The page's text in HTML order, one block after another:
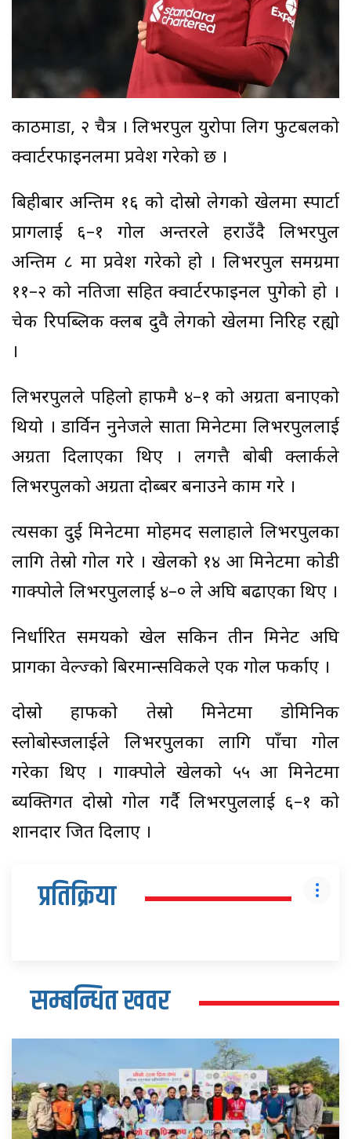
काठमाडौं, २ चैत्र । लिभरपुल युरोपा लिग फुटबलको
क्वार्टरफाइनलमा प्रवेश गरेको छ ।
बिहीबार अन्तिम १६ को दोस्रो लेगको खेलमा स्पार्टा
प्रागलाई ६–१ गोल अन्तरले हराउँदै लिभरपुल
अन्तिम ८ मा प्रवेश गरेको हो । लिभरपुल समग्रमा
११–२ को नतिजा सहित क्वार्टरफाइनल पुगेको हो ।
चेक रिपब्लिक क्लब दुवै लेगको खेलमा निरिह रह्यो
।
लिभरपुलले पहिलो हाफमै ४–१ को अग्रता बनाएको
थियो । डार्विन नुनेजले सातौं मिनेटमा लिभरपुललाई
अग्रता दिलाएका थिए । लगत्तै बोबी क्लार्कले
लिभरपुलको अग्रता दोब्बर बनाउने काम गरे ।
त्यसका दुई मिनेटमा मोहमद सलाहाले लिभरपुलका
लागि तेस्रो गोल गरे । खेलको १४ औं मिनेटमा कोडी
गाक्पोले लिभरपुललाई ४–० ले अघि बढाएका थिए ।
निर्धारित समयको खेल सकिन तीन मिनेट अघि
प्रागका वेल्ज्को बिरमान्सविकले एक गोल फर्काए ।
दोस्रो हाफको तेस्रो मिनेटमा डोमिनिक
स्लोबोस्जलाईले लिभरपुलका लागि पाँचौं गोल
गरेका थिए । गाक्पोले खेलको ५५ औं मिनेटमा
ब्यक्तिगत दोस्रो गोल गर्दै लिभरपुललाई ६–१ को
शानदार जित दिलाए ।
प्रतिक्रिया
सम्बन्धित खवर